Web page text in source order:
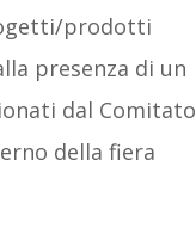
prodotti
presenza di un
dal Comitato
della fiera